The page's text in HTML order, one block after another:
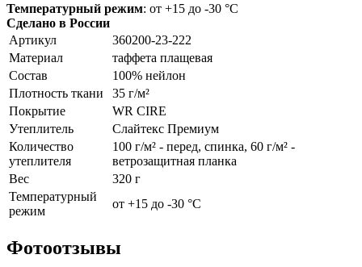
Температурный режим: от +15 до -30 °С
Сделано в России
Артикул
360200-23-222
Материал
таффета плащевая
Состав
100% нейлон
Плотность ткани
35 г/м²
Покрытие
WR CIRE
Утеплитель
Слайтекс Премиум
Количество
утеплителя
100 г/м² - перед, спинка, 60 г/м² -
ветрозащитная планка
Вес
320 г
Температурный
режим
от +15 до -30 °С
Фотоотзывы